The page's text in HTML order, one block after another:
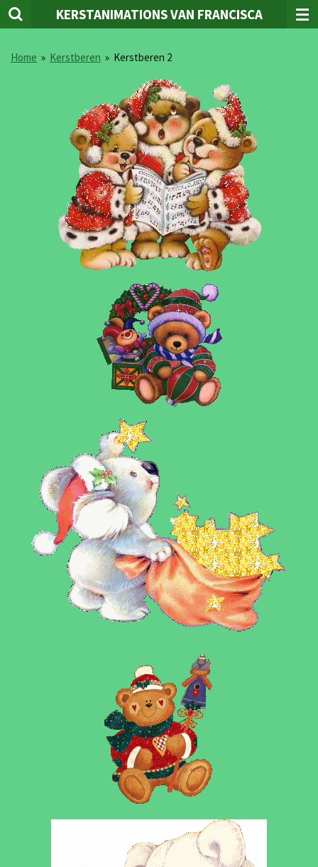
Ga
direct
de
KERSTANIMATIONS VAN FRANCISCA
Home » Kerstberen » Kerstberen 2